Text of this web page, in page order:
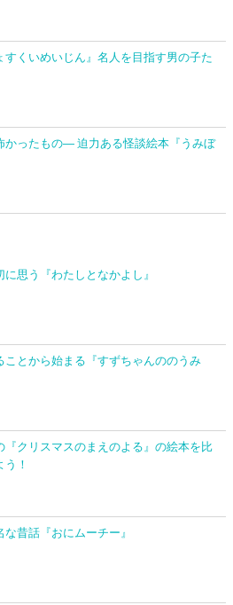
すくいめいじん』名人を目指す男の子た
かったもの― 迫力ある怪談絵本『うみぼ
に思う『わたしとなかよし』
ことから始まる『すずちゃんののうみ
『クリスマスのまえのよる』の絵本を比
う！
な昔話『おにムーチー』